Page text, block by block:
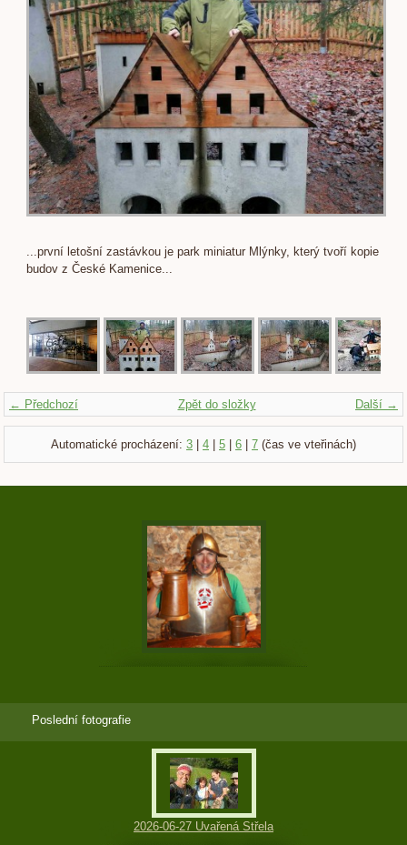
...první letošní zastávkou je park miniatur Mlýnky, který tvoří kopie
budov z České Kamenice...
← Předchozí Další →
Zpět do složky
Automatické procházení: 3 | 4 | 5 | 6 | 7 (čas ve vteřinách)
Poslední fotografie
2026-06-27 Uvařená Střela